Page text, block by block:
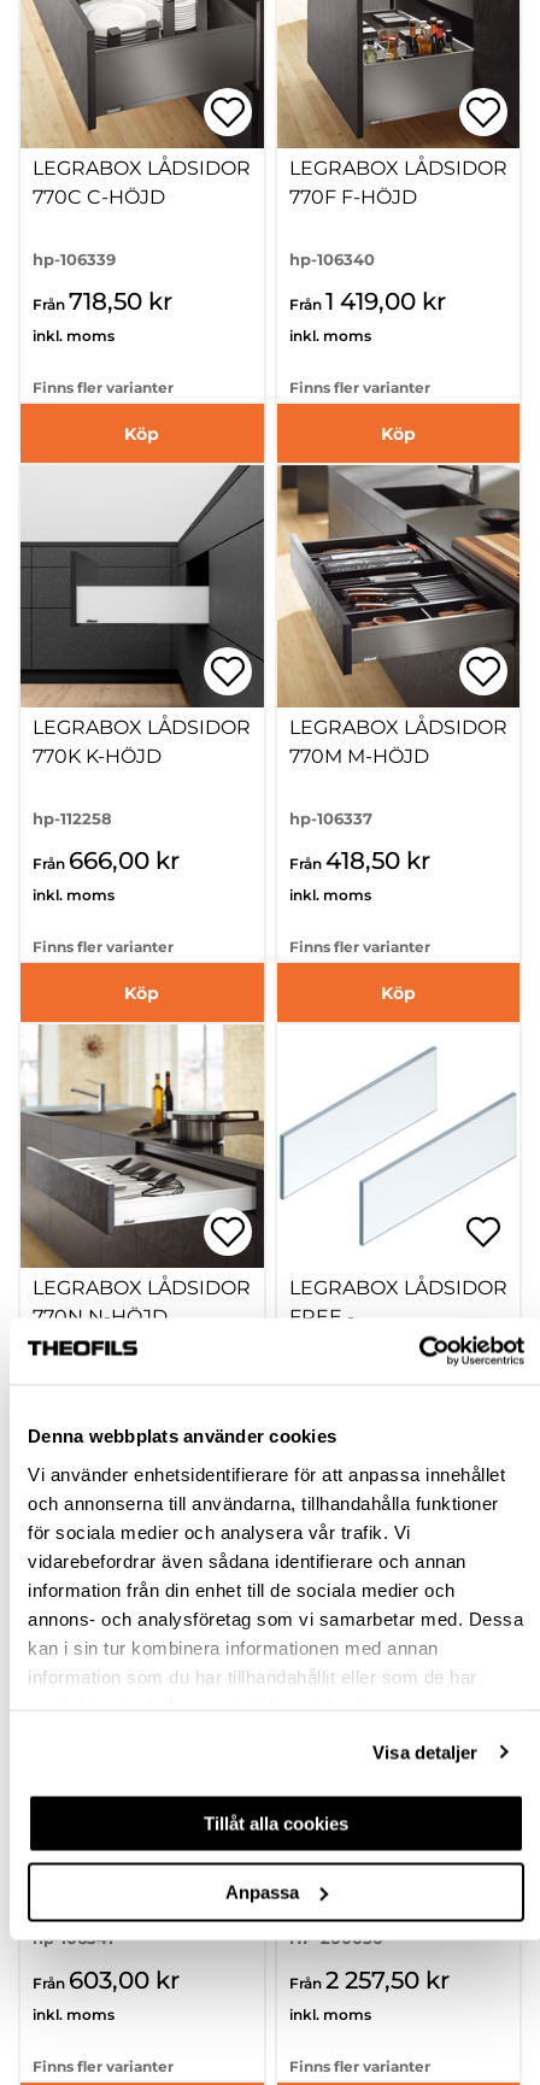
Denna webbplats använder cookies
Vi använder enhetsidentifierare för att anpassa innehållet
och annonserna till användarna, tillhandahålla funktioner
för sociala medier och analysera vår trafik. Vi
vidarebefordrar även sådana identifierare och annan
information från din enhet till de sociala medier och
annons- och analysföretag som vi samarbetar med. Dessa
kan i sin tur kombinera informationen med annan
information som du har tillhandahållit eller som de har
Visa detaljer
Tillåt alla cookies
Anpassa
LEGRABOX LÅDSIDOR
770C C-HÖJD
hp-106339
Från 718,50 kr
inkl. moms
Finns fler varianter
Köp
LEGRABOX LÅDSIDOR
770F F-HÖJD
hp-106340
Från 1 419,00 kr
inkl. moms
Finns fler varianter
Köp
LEGRABOX LÅDSIDOR
770K K-HÖJD
hp-112258
Från 666,00 kr
inkl. moms
Finns fler varianter
Köp
LEGRABOX LÅDSIDOR
770M M-HÖJD
hp-106337
Från 418,50 kr
inkl. moms
Finns fler varianter
Köp
LEGRABOX LÅDSIDOR
770N N-HÖJD
Finns fler varianter
Köp
LEGRABOX LÅDSIDOR
FREE -
FÖRHÖJNINGSSIDA
Finns fler varianter
Köp
LEGRABOX LÅDSIDOR
hp-106341
Från 603,00 kr
inkl. moms
Finns fler varianter
LÅDSATS LEGRABOX -
HP-200050
Från 2 257,50 kr
inkl. moms
Finns fler varianter